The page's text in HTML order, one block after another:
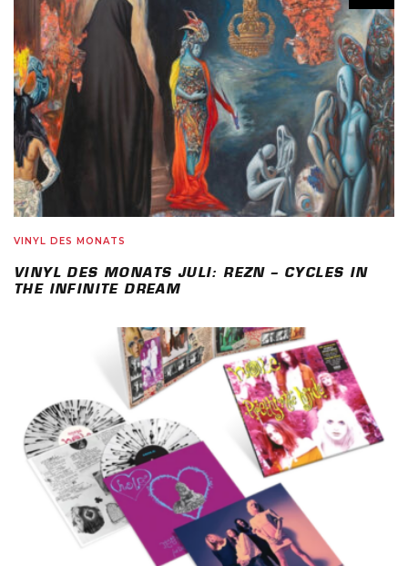
VINYL DES MONATS
VINYL DES MONATS JULI: REZN – CYCLES IN
THE INFINITE DREAM